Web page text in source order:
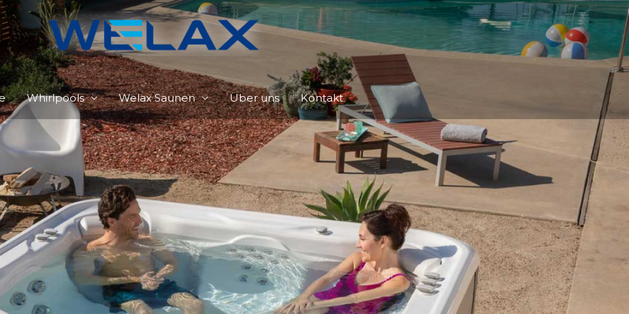
Whirlpools Welax Saunen Über uns Kontakt